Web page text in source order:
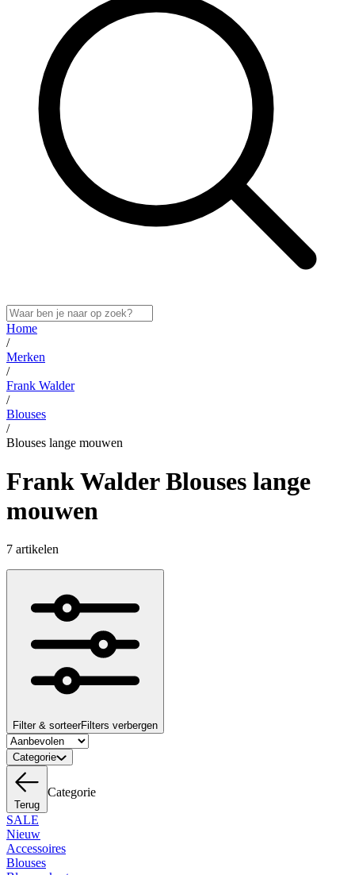
Home
/
Merken
/
Frank Walder
/
Blouses
/
Blouses lange mouwen
Frank Walder Blouses lange
mouwen
7 artikelen
Filter & sorteerFilters verbergen
Categorie
Terug
Categorie
SALE
Nieuw
Accessoires
Blouses